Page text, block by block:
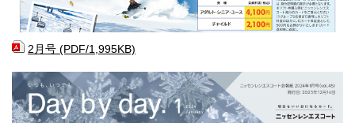
2月号 (PDF/1,995KB)